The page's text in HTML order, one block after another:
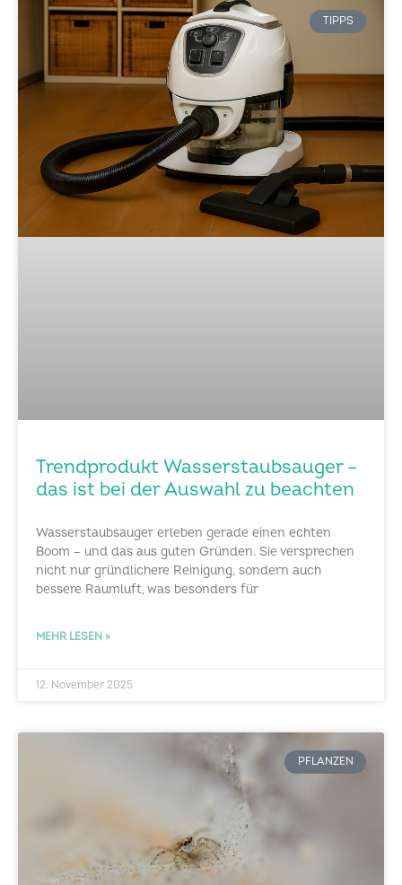
TIPPS
Trendprodukt Wasserstaubsauger –
das ist bei der Auswahl zu beachten
Wasserstaubsauger erleben gerade einen echten
Boom – und das aus guten Gründen. Sie versprechen
nicht nur gründlichere Reinigung, sondern auch
bessere Raumluft, was besonders für
MEHR LESEN »
12. November 2025
PFLANZEN